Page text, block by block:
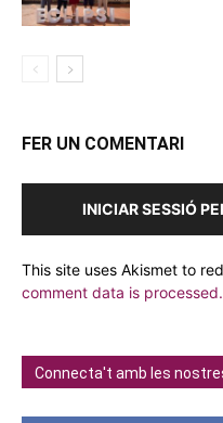
FER UN COMENTARI
INICIAR SESSIÓ
This site uses Akismet to
comment data is processed.
Connecta't amb les